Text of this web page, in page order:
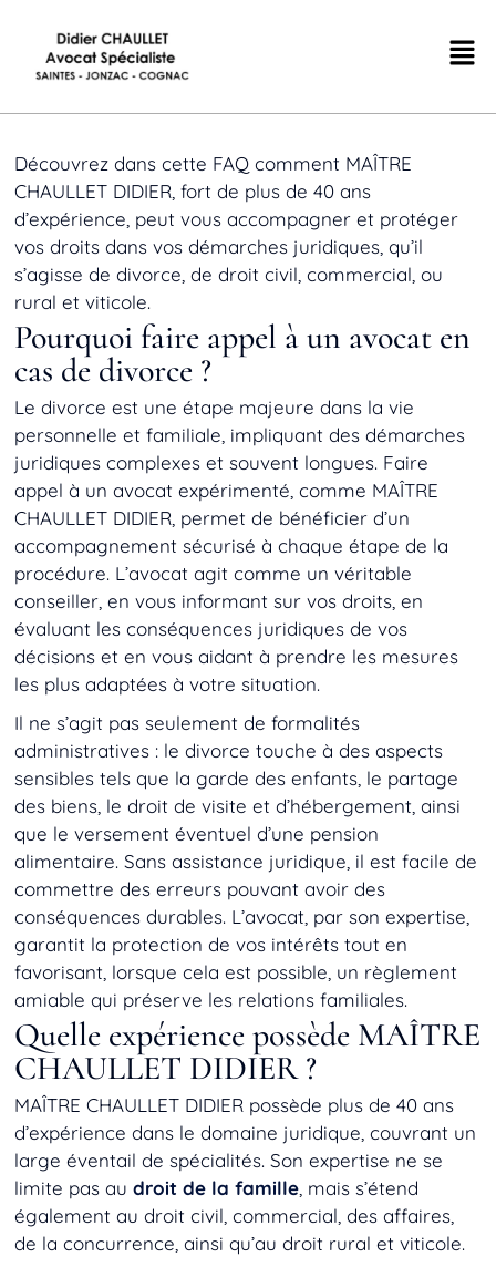
Découvrez dans cette FAQ comment MAÎTRE
CHAULLET DIDIER, fort de plus de 40 ans
d’expérience, peut vous accompagner et protéger
vos droits dans vos démarches juridiques, qu’il
s’agisse de divorce, de droit civil, commercial, ou
rural et viticole.
Pourquoi faire appel à un avocat en
cas de divorce ?
Le divorce est une étape majeure dans la vie
personnelle et familiale, impliquant des démarches
juridiques complexes et souvent longues. Faire
appel à un avocat expérimenté, comme MAÎTRE
CHAULLET DIDIER, permet de bénéficier d’un
accompagnement sécurisé à chaque étape de la
procédure. L’avocat agit comme un véritable
conseiller, en vous informant sur vos droits, en
évaluant les conséquences juridiques de vos
décisions et en vous aidant à prendre les mesures
les plus adaptées à votre situation.
Il ne s’agit pas seulement de formalités
administratives : le divorce touche à des aspects
sensibles tels que la garde des enfants, le partage
des biens, le droit de visite et d’hébergement, ainsi
que le versement éventuel d’une pension
alimentaire. Sans assistance juridique, il est facile de
commettre des erreurs pouvant avoir des
conséquences durables. L’avocat, par son expertise,
garantit la protection de vos intérêts tout en
favorisant, lorsque cela est possible, un règlement
amiable qui préserve les relations familiales.
Quelle expérience possède MAÎTRE
CHAULLET DIDIER ?
MAÎTRE CHAULLET DIDIER possède plus de 40 ans
d’expérience dans le domaine juridique, couvrant un
large éventail de spécialités. Son expertise ne se
limite pas audroit de la famille, mais s’étend
également au droit civil, commercial, des affaires,
de la concurrence, ainsi qu’au droit rural et viticole.